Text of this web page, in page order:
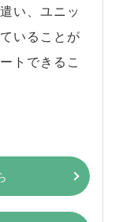
い、ユニッ
いることが
トできるこ